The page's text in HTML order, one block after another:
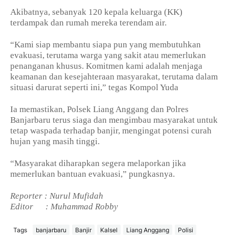
Akibatnya, sebanyak 120 kepala keluarga (KK)
terdampak dan rumah mereka terendam air.
“Kami siap membantu siapa pun yang membutuhkan
evakuasi, terutama warga yang sakit atau memerlukan
penanganan khusus. Komitmen kami adalah menjaga
keamanan dan kesejahteraan masyarakat, terutama dalam
situasi darurat seperti ini,” tegas Kompol Yuda
Ia memastikan, Polsek Liang Anggang dan Polres
Banjarbaru terus siaga dan mengimbau masyarakat untuk
tetap waspada terhadap banjir, mengingat potensi curah
hujan yang masih tinggi.
“Masyarakat diharapkan segera melaporkan jika
memerlukan bantuan evakuasi,” pungkasnya.
Reporter : Nurul Mufidah
Editor
: Muhammad Robby
Tags banjarbaru Banjir Kalsel Liang Anggang Polisi